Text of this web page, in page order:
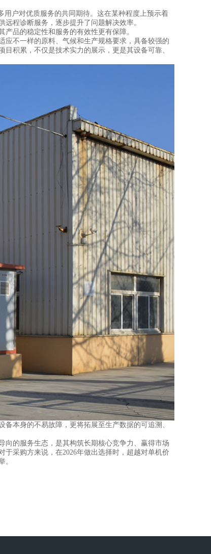
户对优质服务的共同期待。这在某种程度上预示着
程诊断服务，逐步提升了问题解决效率。
品的稳定性和服务的有效性更有保障。
不一样的原料、气候和生产规格要求，具备较强的
积累，不仅是技术实力的展示，更是其设备可靠、
本身的不易故障，更将拓展至生产数据的可追溯、
的服务生态，是其构筑长期核心竞争力、赢得市场
采购方来说，在2026年做出选择时，超越对单机价
。